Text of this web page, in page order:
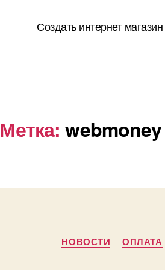
Создать интернет магазин
Метка:
Рубрики
НОВОСТИ ОПЛАТА